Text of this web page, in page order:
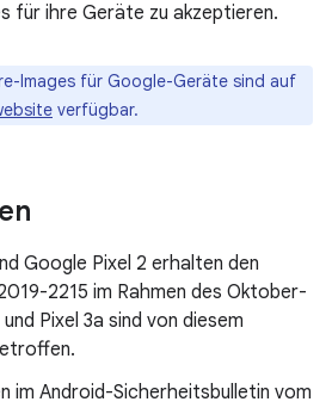
für ihre Geräte zu akzeptieren.
Images für Google-Geräte sind auf
verfügbar.
Google Pixel 2 erhalten den
2215 im Rahmen des Oktober-
Pixel 3a sind von diesem
im Android-Sicherheitsbulletin vom